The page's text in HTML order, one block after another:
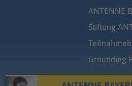
ANTENNE
Stiftung
Grounding